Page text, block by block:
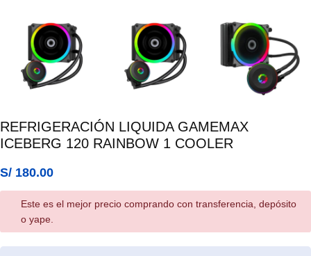
REFRIGERACIÓN LIQUIDA GAMEMAX
ICEBERG 120 RAINBOW 1 COOLER
S/ 180.00
Este es el mejor precio comprando con transferencia, depósito
o yape.